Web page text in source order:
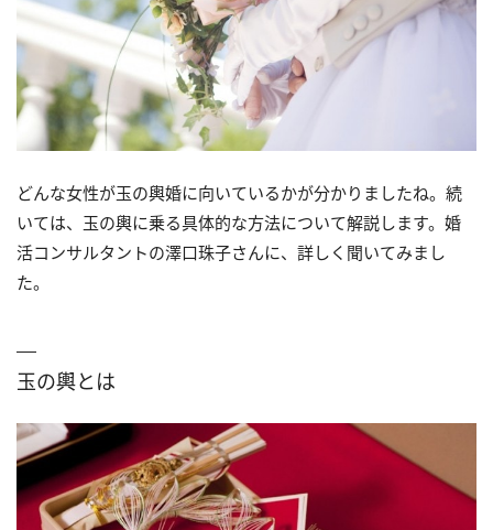
どんな女性が玉の輿婚に向いているかが分かりましたね。続
いては、玉の輿に乗る具体的な方法について解説します。婚
活コンサルタントの澤口珠子さんに、詳しく聞いてみまし
た。
玉の輿とは